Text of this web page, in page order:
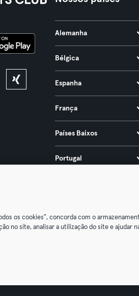
Alemanha
Bélgica
Espanha
França
Países Baixos
Portugal
All rights reserved.
os cookies", concorda com o
no site, analisar a utilização do site e ajudar